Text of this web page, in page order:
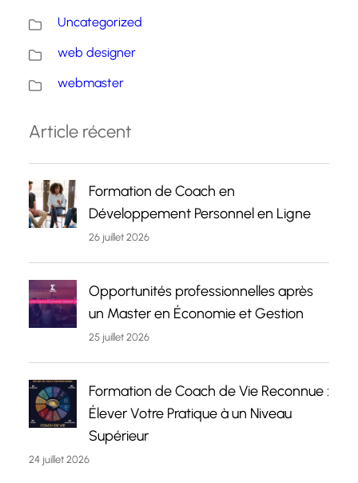
Uncategorized
web designer
webmaster
Article récent
Formation de Coach en
Développement Personnel en Ligne
26 juillet 2026
Opportunités professionnelles après
un Master en Économie et Gestion
25 juillet 2026
Formation de Coach de Vie Reconnue :
Élever Votre Pratique à un Niveau
Supérieur
24 juillet 2026